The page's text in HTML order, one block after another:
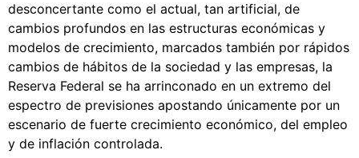
desconcertante como el actual, tan artificial, de
cambios profundos en las estructuras económicas y
modelos de crecimiento, marcados también por rápidos
cambios de hábitos de la sociedad y las empresas, la
Reserva Federal se ha arrinconado en un extremo del
espectro de previsiones apostando únicamente por un
escenario de fuerte crecimiento económico, del empleo
y de inflación controlada.